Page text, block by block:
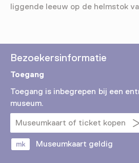
liggende leeuw op de helmstok
Bezoekersinformatie
Toegang
Toegang is inbegrepen bij een
museum.
Museumkaart of ticket kopen
Museumkaart geldig